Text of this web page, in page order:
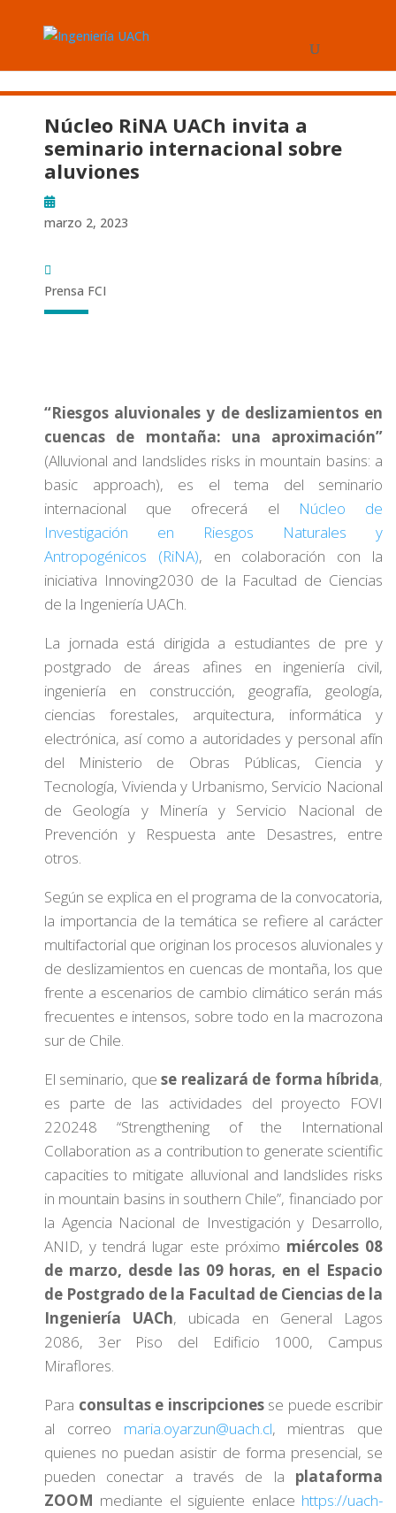
Núcleo RiNA UACh invita a
seminario internacional sobre
aluviones
marzo 2, 2023
Prensa FCI
“Riesgos aluvionales y de deslizamientos en
cuencas de montaña: una aproximación”
(Alluvional and landslides risks in mountain basins: a
basic approach), es el tema del seminario
internacional que ofrecerá el Núcleo de
Investigación en Riesgos Naturales y
Antropogénicos (RiNA), en colaboración con la
iniciativa Innoving2030 de la Facultad de Ciencias
de la Ingeniería UACh.
La jornada está dirigida a estudiantes de pre y
postgrado de áreas afines en ingeniería civil,
ingeniería en construcción, geografía, geología,
ciencias forestales, arquitectura, informática y
electrónica, así como a autoridades y personal afín
del Ministerio de Obras Públicas, Ciencia y
Tecnología, Vivienda y Urbanismo, Servicio Nacional
de Geología y Minería y Servicio Nacional de
Prevención y Respuesta ante Desastres, entre
otros.
Según se explica en el programa de la convocatoria,
la importancia de la temática se refiere al carácter
multifactorial que originan los procesos aluvionales y
de deslizamientos en cuencas de montaña, los que
frente a escenarios de cambio climático serán más
frecuentes e intensos, sobre todo en la macrozona
sur de Chile.
El seminario, quese realizará de forma híbrida,
es parte de las actividades del proyecto FOVI
220248 “Strengthening of the International
Collaboration as a contribution to generate scientific
capacities to mitigate alluvional and landslides risks
in mountain basins in southern Chile”, financiado por
la Agencia Nacional de Investigación y Desarrollo,
ANID, y tendrá lugar este próximo miércoles 08
de marzo, desde las 09 horas, en el Espacio
de Postgrado de la Facultad de Ciencias de la
Ingeniería UACh, ubicada en General Lagos
2086, 3er Piso del Edificio 1000, Campus
Miraflores.
Para consultas e inscripcionesse puede escribir
al correo maria.oyarzun@uach.cl, mientras que
quienes no puedan asistir de forma presencial, se
pueden conectar a través de la plataforma
ZOOM mediante el siguiente enlace https://uach-